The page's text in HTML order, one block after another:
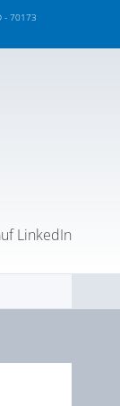
- 70173
LinkedIn